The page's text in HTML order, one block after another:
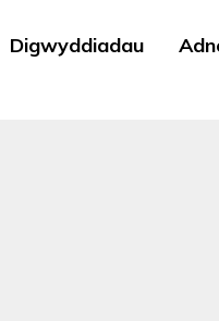
Digwyddiadau